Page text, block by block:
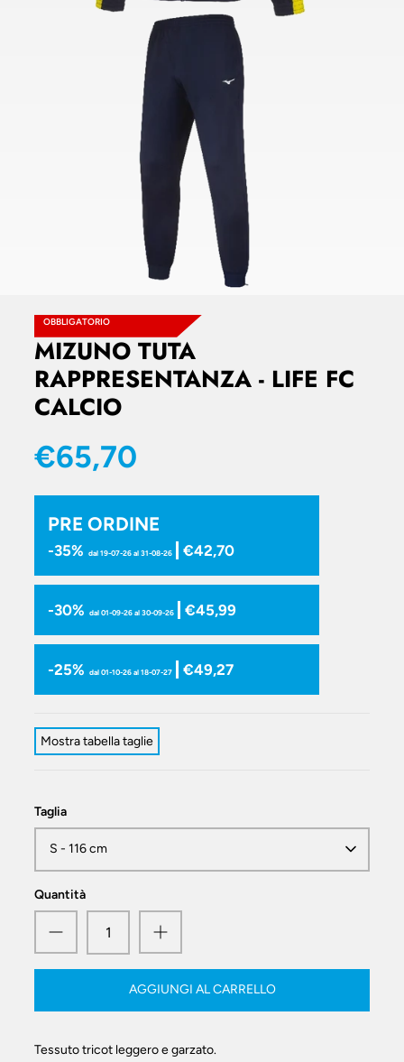
OBBLIGATORIO
MIZUNO TUTA
RAPPRESENTANZA - LIFE FC
CALCIO
€65,70
PRE ORDINE
-35% dal 19-07-26 al 31-08-26 €42,70
-30% dal 01-09-26 al 30-09-26 €45,99
-25% dal 01-10-26 al 18-07-27 €49,27
Mostra tabella taglie
Taglia
S - 116 cm
Quantità
AGGIUNGI AL CARRELLO
Tessuto tricot leggero e garzato.